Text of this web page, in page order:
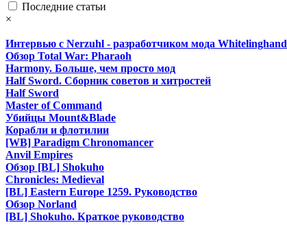
Последние статьи
×
Интервью с Nerzuhl - разработчиком мода Whitelinghand
Обзор Total War: Pharaoh
Harmony. Больше, чем просто мод
Half Sword. Сборник советов и хитростей
Half Sword
Master of Command
Убийцы Mount&Blade
Корабли и флотилии
[WB] Paradigm Chronomancer
Anvil Empires
Обзор [BL] Shokuho
Chronicles: Medieval
[BL] Eastern Europe 1259. Руководство
Обзор Norland
[BL] Shokuho. Краткое руководство